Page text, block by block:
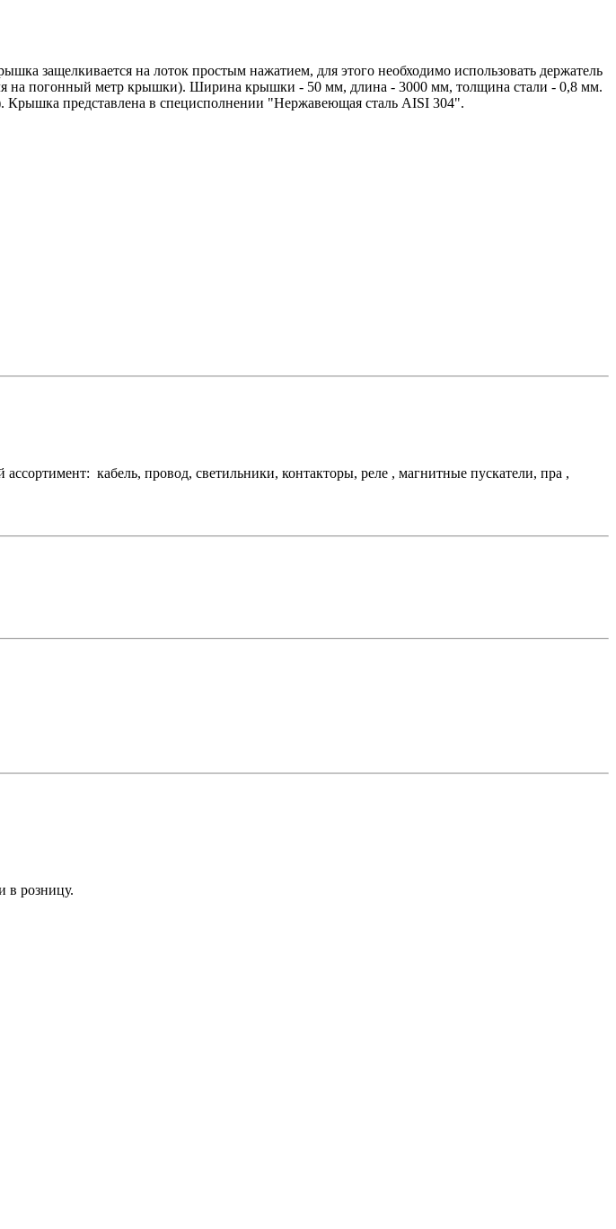
защелкивается на лоток простым нажатием, для этого необходимо использовать держатель
на погонный метр крышки). Ширина крышки - 50 мм, длина - 3000 мм, толщина стали - 0,8 мм.
Крышка представлена в специсполнении "Нержавеющая сталь AISI 304".
кабель, провод, светильники, контакторы, реле , магнитные пускатели, пра ,
в розницу.